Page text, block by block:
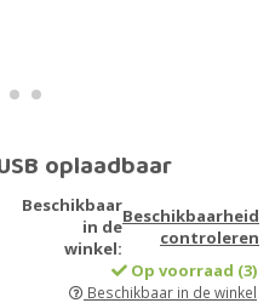
oplaadbaar
Beschikbaar
in de
winkel:
Beschikbaarheid
controleren
Op voorraad (3)
Beschikbaar in de winkel